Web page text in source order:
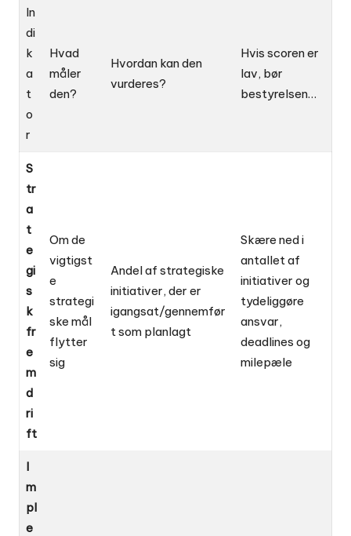
In
di
k
a
t
o
r
Hvad
måler
den?
Hvordan kan den
vurderes?
Hvis scoren er
lav, bør
bestyrelsen…
S
tr
a
t
e
gi
s
k
fr
e
m
d
ri
ft
Om de
vigtigst
e
strategi
ske mål
flytter
sig
Andel af strategiske
initiativer, der er
igangsat/gennemfør
t som planlagt
Skære ned i
antallet af
initiativer og
tydeliggøre
ansvar,
deadlines og
milepæle
I
m
pl
e